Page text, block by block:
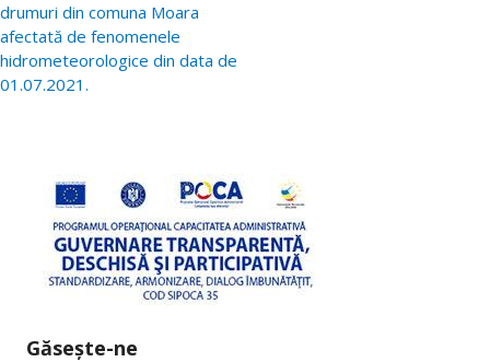
drumuri din comuna Moara
afectată de fenomenele
hidrometeorologice din data de
01.07.2021.
Găsește-ne